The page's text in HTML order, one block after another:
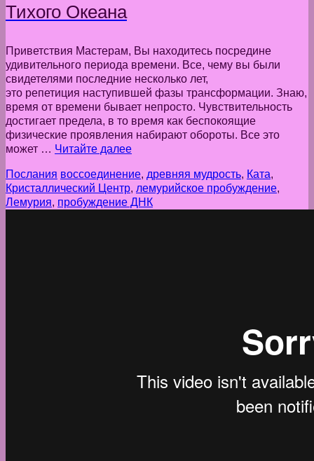
Тихого Океана
Приветствия Мастерам, Вы находитесь посредине
удивительного периода времени. Все, чему вы были
свидетелями последние несколько лет,
это репетиция наступившей фазы трансформации. Знаю,
время от времени бывает непросто. Чувствительность
достигает предела, в то время как беспокоящие
физические проявления набирают обороты. Все это
может … Читайте далее
Послания воссоединение, древняя мудрость, Ката,
Кристаллический Центр, лемурийское пробуждение,
Лемурия, пробуждение ДНК